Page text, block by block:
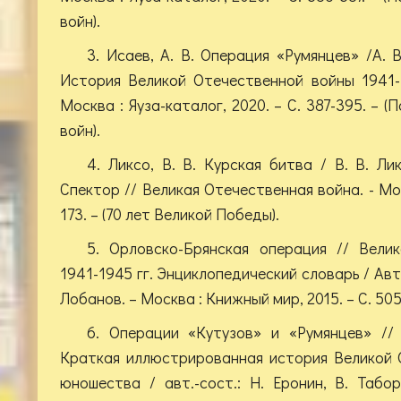
войн).
3. Исаев, А. В. Операция «Румянцев» /
История Великой Отечественной войны
Москва : Яуза-каталог, 2020. – С. 387-395. –
войн).
4. Ликсо, В. В. Курская битва / В. В.
Спектор // Великая Отечественная война. -
173. – (70 лет Великой Победы).
5. Орловско-Брянская операция //
1941-1945 гг. Энциклопедический словарь /
Лобанов. – Москва : Книжный мир, 2015. – С.
6. Операции «Кутузов» и «Румянцев» //
Краткая иллюстрированная история
юношества / авт.-сост.: Н. Еронин, В.